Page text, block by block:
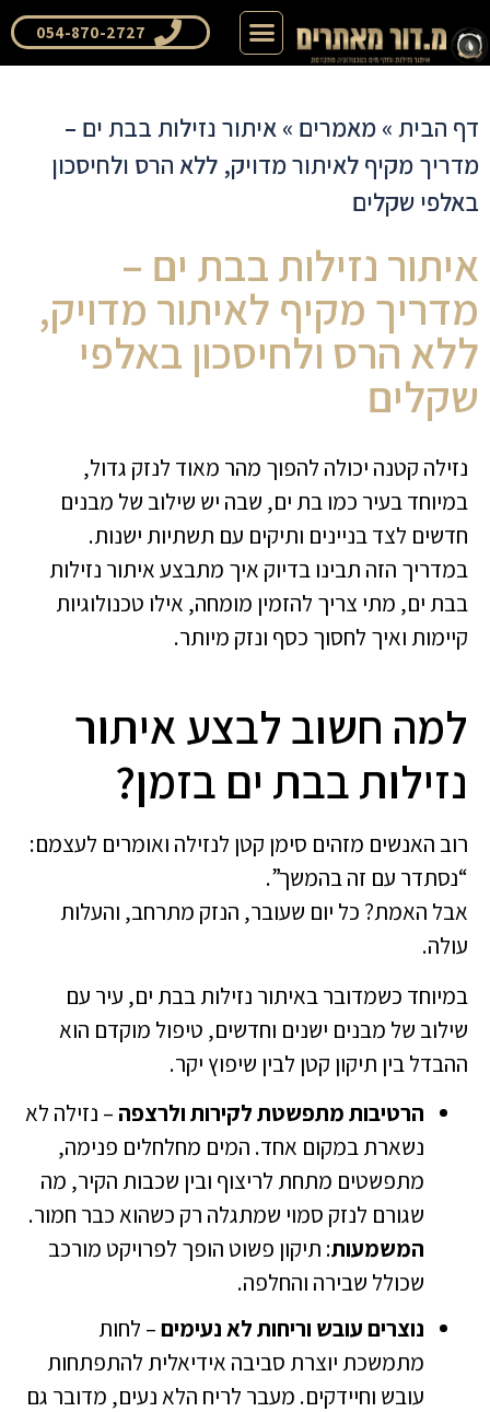
054-870-2727
דף הבית » מאמרים » איתור נזילות בבת ים –
מדריך מקיף לאיתור מדויק, ללא הרס ולחיסכון
באלפי שקלים
איתור נזילות בבת ים –
מדריך מקיף לאיתור מדויק,
ללא הרס ולחיסכון באלפי
שקלים
נזילה קטנה יכולה להפוך מהר מאוד לנזק גדול,
במיוחד בעיר כמו בת ים, שבה יש שילוב של מבנים
חדשים לצד בניינים ותיקים עם תשתיות ישנות.
במדריך הזה תבינו בדיוק איך מתבצע איתור נזילות
בבת ים, מתי צריך להזמין מומחה, אילו טכנולוגיות
קיימות ואיך לחסוך כסף ונזק מיותר.
למה חשוב לבצע איתור
נזילות בבת ים בזמן?
רוב האנשים מזהים סימן קטן לנזילה ואומרים לעצמם:
“נסתדר עם זה בהמשך”.
אבל האמת? כל יום שעובר, הנזק מתרחב, והעלות
עולה.
במיוחד כשמדובר באיתור נזילות בבת ים, עיר עם
שילוב של מבנים ישנים וחדשים, טיפול מוקדם הוא
ההבדל בין תיקון קטן לבין שיפוץ יקר.
הרטיבות מתפשטת לקירות ולרצפה – נזילה לא
נשארת במקום אחד. המים מחלחלים פנימה,
מתפשטים מתחת לריצוף ובין שכבות הקיר, מה
שגורם לנזק סמוי שמתגלה רק כשהוא כבר חמור.
המשמעות: תיקון פשוט הופך לפרויקט מורכב
שכולל שבירה והחלפה.
נוצרים עובש וריחות לא נעימים– לחות
מתמשכת יוצרת סביבה אידיאלית להתפתחות
עובש וחיידקים. מעבר לריח הלא נעים, מדובר גם